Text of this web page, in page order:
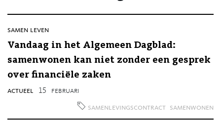
samen leven
Vandaag in het Algemeen Dagblad:
samenwonen kan niet zonder een gesprek
over financiële zaken
actueel 15 februari
samenlevingscontract samenwonen